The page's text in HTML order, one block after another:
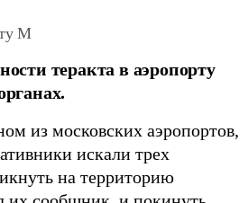
М
теракта в аэропорту
из московских аэропортов,
искали трех
на территорию